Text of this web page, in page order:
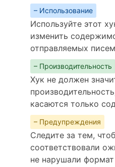
– Использование
Используйте этот
изменить
отправляемых
– Производительность
Хук не должен
касаются только
– Предупреждения
Следите за тем,
соответствовали
не нарушали